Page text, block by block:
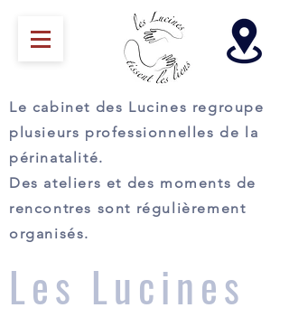
Les Lucines
Le cabinet des Lucines regroupe
plusieurs professionnelles de la
périnatalité.
Des ateliers et des moments de
rencontres sont régulièrement
organisés.